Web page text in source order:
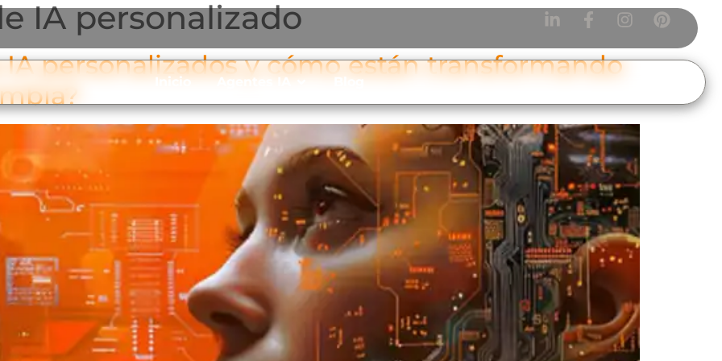
Inicio Agentes IA Blog
IA personalizado
IA personalizados y cómo están transformando